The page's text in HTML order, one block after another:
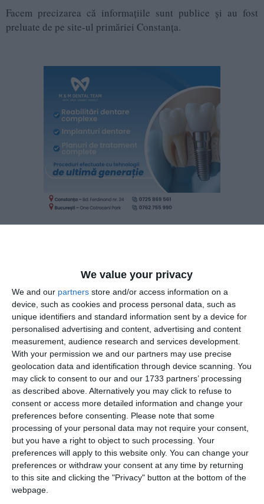
We value your privacy
We and our partners store and/or access information on a
device, such as cookies and process personal data, such as
unique identifiers and standard information sent by a device for
personalised advertising and content, advertising and content
measurement, audience research and services development.
With your permission we and our partners may use precise
geolocation data and identification through device scanning. You
may click to consent to our and our 1733 partners’ processing
as described above. Alternatively you may click to refuse to
consent or access more detailed information and change your
preferences before consenting.
Please note that some
processing of your personal data may not require your consent,
but you have a right to object to such processing. Your
preferences will apply to this website only. You can change your
preferences or withdraw your consent at any time by returning
to this site and clicking the "Privacy" button at the bottom of the
webpage.
Facem precizarea că informaţiile sunt publice şi au fost
preluate de pe site-ul primăriei Constanţa.
„(1) în aceeaşi zi cu primirea declaraţiei de căsătorie,
ofiţerul de stare civilă dispune publicarea acesteia, prin
afişarea în extras, într-un loc special amenajat la sediul
primăriei şi pe pagina de internet a acesteia unde urmează
să se încheie căsătoria şi, după caz, la sediul primăriei unde
celălalt soţ îşi are domiciliul sau reşedinţa.
(2) extrasul din declaraţia de căsătorie cuprinde, în mod
obligatoriu: data afişării, datele de stare civilă ale viitorilor
soţi şi, după caz, încuviinţarea părinţilor sau a tutorelui,
precum şi înştiinţarea că orice persoană poate face opoziţie
la căsătorie, în termen de 10 zile de la data afişării.“
PRECIZĂRI:
Legea 190 din 2018, la articolul 7, menţionează că
activitatea jurnalistică este exonerată de la unele
prevederi ale Regulamentului GDPR, dacă se păstrează
un echilibru între libertatea de exprimare şi protecţia